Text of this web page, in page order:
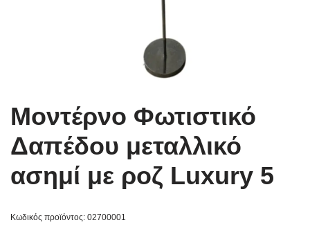
Μοντέρνο Φωτιστικό
Δαπέδου μεταλλικό
ασημί με ροζ Luxury 5
Κωδικός προϊόντος: 02700001